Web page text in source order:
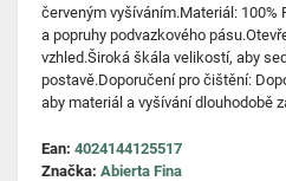
červeným vyšíváním.Materiál:
a popruhy podvazkového
vzhled.Široká škála velikostí, aby
postavě.Doporučení pro čištění:
aby materiál a vyšívání dlouhodobě
Ean: 4024144125517
Značka: Abierta Fina